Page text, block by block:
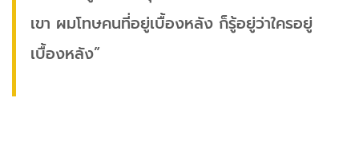
เขา ผมโทษคนที่อยู่เบื้องหลัง ก็รู้อยู่ว่าใครอยู่
เบื้องหลัง”